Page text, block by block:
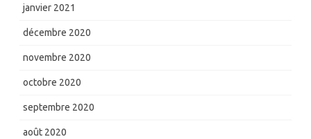
janvier 2021
décembre 2020
novembre 2020
octobre 2020
septembre 2020
août 2020